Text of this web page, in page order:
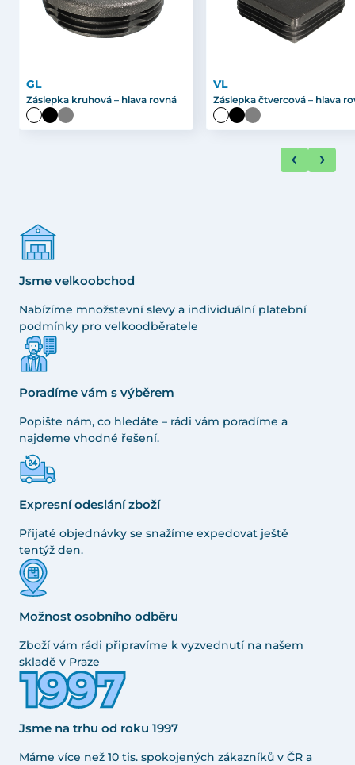
GL
Záslepka kruhová – hlava rovná
VL
Záslepka čtvercová – hlava
Jsme velkoobchod
Nabízíme množstevní slevy a individuální platební
podmínky pro velkoodběratele
Poradíme vám s výběrem
Popište nám, co hledáte – rádi vám poradíme a
najdeme vhodné řešení.
Expresní odeslání zboží
Přijaté objednávky se snažíme expedovat ještě
tentýž den.
Možnost osobního odběru
Zboží vám rádi připravíme k vyzvednutí na našem
skladě v Praze
Jsme na trhu od roku 1997
Máme více než 10 tis. spokojených zákazníků v ČR a